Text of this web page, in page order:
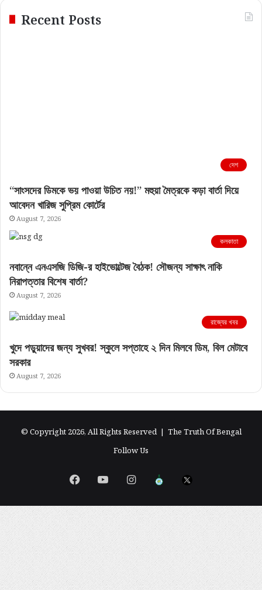
Recent Posts
দেশ
“সাংসদের ডিমকে ভয় পাওয়া উচিত নয়!” মহুয়া মৈত্রকে কড়া বার্তা দিয়ে
আবেদন খারিজ সুপ্রিম কোর্টের
August 7, 2026
কলকাতা
নবান্নে এনএসজি ডিজি-র হাইভোল্টেজ বৈঠক! সৌজন্য সাক্ষাৎ নাকি
নিরাপত্তার বিশেষ বার্তা?
August 7, 2026
রাজ্যের খবর
খুদে পড়ুয়াদের জন্য সুখবর! স্কুলে সপ্তাহে ২ দিন মিলবে ডিম, বিল মেটাবে
সরকার
August 7, 2026
© Copyright 2026, All Rights Reserved | The Truth Of Bengal
Follow Us
FacebookYouTubeInstagram
এগিয়ে
বাংলা